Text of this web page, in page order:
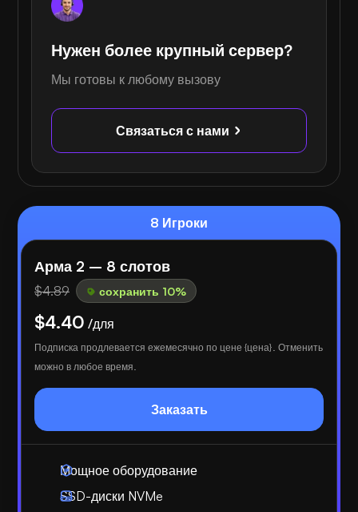
Нужен более крупный сервер?
Мы готовы к любому вызову
Связаться с нами
8 Игроки
Арма 2 – 8 слотов
$4.89 сохранить 10%
$4.40 /для
Подписка продлевается ежемесячно по цене {цена}. Отменить
можно в любое время.
Заказать
Мощное оборудование
SSD-диски NVMe